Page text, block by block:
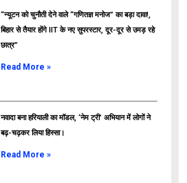
ads
“न्यूटन को चुनौती देने वाले “गणितज्ञ मनोज” का बड़ा दावा!,
बिहार से तैयार होंगे IIT के नए सुपरस्टार, दूर-दूर से उमड़ रहे
छात्र”
Read More »
नवादा बना हरियाली का मॉडल, ‘नेम ट्री’ अभियान में लोगों ने
बढ़-चढ़कर लिया हिस्सा।
Read More »